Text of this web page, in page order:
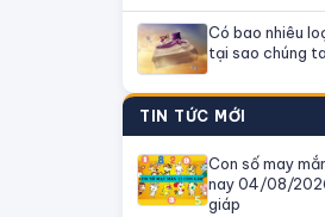
Có bao nhiêu
tại sao chúng
TIN TỨC MỚI
Con số may
nay 04/08/
giáp